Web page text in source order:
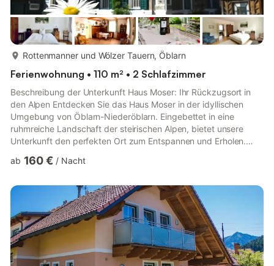
Rottenmanner und Wölzer Tauern, Öblarn
Ferienwohnung • 110 m² • 2 Schlafzimmer
Beschreibung der Unterkunft Haus Moser: Ihr Rückzugsort in
den Alpen Entdecken Sie das Haus Moser in der idyllischen
Umgebung von Öblarn-Niederöblarn. Eingebettet in eine
ruhmreiche Landschaft der steirischen Alpen, bietet unsere
Unterkunft den perfekten Ort zum Entspannen und Erholen.
Atmosphäre, ideal für Familien und Naturliebhaber. Der perfekte
auch Winteruraub. Genießen Sie Ihren Aufenthalt in unserem
liebevoll eingerichteten Nichtraucherhaus, umgeben von einem
e...
ab 160 € / Nacht